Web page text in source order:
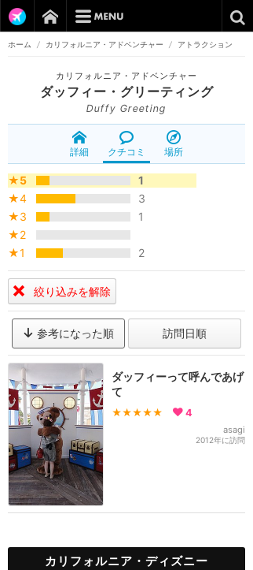
ホーム / カリフォルニア・アドベンチャー / アトラクション
カリフォルニア・アドベンチャー
ダッフィー・グリーティング
Duffy Greeting
詳細 クチコミ 場所
★5
1
★4
3
★3
1
★2
★1
2
絞り込みを解除
参考になった順 訪問日順
ダッフィーって呼んであげ
て
★★★★★ 4
asagi
2012年に訪問
カリフォルニア・ディズニー